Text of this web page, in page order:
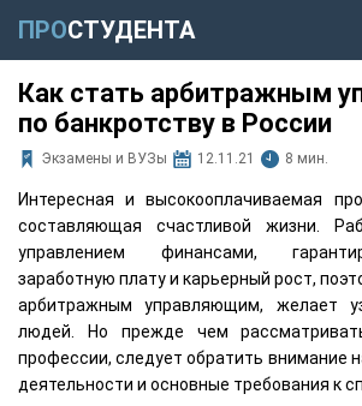
ПРОСТУДЕНТА
Как стать арбитражным
по банкротству в России
Экзамены и ВУЗы 12.11.21 8 мин.
Интересная и высокооплачиваемая
составляющая счастливой жизни.
управлением финансами,
заработную плату и карьерный рост,
арбитражным управляющим, желает
людей. Но прежде чем
профессии, следует обратить внимание
деятельности и основные требования к